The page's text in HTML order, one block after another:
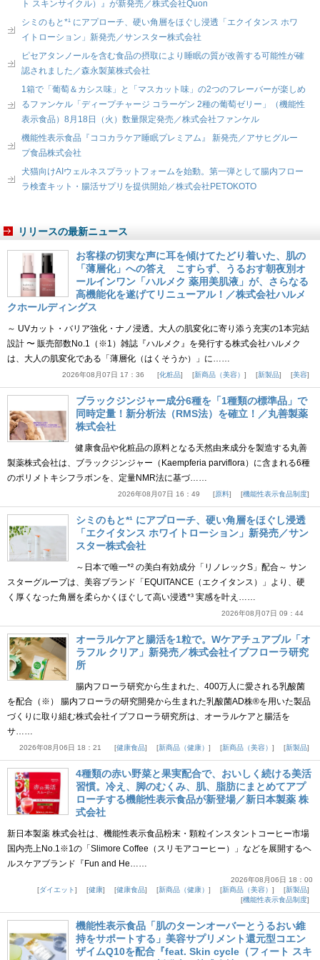
ト スキンサイクル）』が新発売／株式会社Quon
シミのもと*¹ にアプローチ、硬い角層をほぐし浸透「エクイタンス ホワ
イトローション」新発売／サンスター株式会社
ピセアタンノールを含む食品の摂取により睡眠の質が改善する可能性が確
認されました／森永製菓株式会社
1箱で「葡萄＆カシス味」と「マスカット味」の2つのフレーバーが楽しめ
るファンケル「ディープチャージ コラーゲン 2種の葡萄ゼリー」（機能性
表示食品）8月18日（火）数量限定発売／株式会社ファンケル
機能性表示食品『ココカラケア睡眠プレミアム』 新発売／アサヒグルー
プ食品株式会社
犬猫向けAIウェルネスプラットフォームを始動。第一弾として腸内フロー
ラ検査キット・腸活サプリを提供開始／株式会社PETOKOTO
リリースの最新ニュース
お客様の切実な声に耳を傾けてたどり着いた、肌の
「薄層化」への答え こすらず、うるおす朝夜別オ
ールインワン「ハルメク 薬用美肌液」が、さらなる
高機能化を遂げてリニューアル！／株式会社ハルメ
クホールディングス
～ UVカット・バリア強化・ナノ浸透。大人の肌変化に寄り添う充実の1本完結
設計 〜 販売部数No.1（※1）雑誌『ハルメク』を発行する株式会社ハルメク
は、大人の肌変化である「薄層化（はくそうか）」に……
2026年08月07日 17：36 化粧品 新商品（美容） 新製品 美容
ブラックジンジャー成分6種を「1種類の標準品」で
同時定量！新分析法（RMS法）を確立！／丸善製薬
株式会社
健康食品や化粧品の原料となる天然由来成分を製造する丸善
製薬株式会社は、ブラックジンジャー（Kaempferia parviflora）に含まれる6種
のポリメトキシフラボンを、定量NMR法に基づ……
2026年08月07日 16：49 原料 機能性表示食品制度
シミのもと*¹ にアプローチ、硬い角層をほぐし浸透
「エクイタンス ホワイトローション」新発売／サン
スター株式会社
～日本で唯一*² の美白有効成分「リノレックS」配合～ サン
スターグループは、美容ブランド「EQUITANCE（エクイタンス）」より、硬
く厚くなった角層を柔らかくほぐして高い浸透*³ 実感を叶え……
2026年08月07日 09：44
オーラルケアと腸活を1粒で。Wケアチュアブル「オ
ラフル クリア」新発売／株式会社イブフローラ研究
所
腸内フローラ研究から生まれた、400万人に愛される乳酸菌
を配合（※） 腸内フローラの研究開発から生まれた乳酸菌AD株®を用いた製品
づくりに取り組む株式会社イブフローラ研究所は、オーラルケアと腸活を
サ……
2026年08月06日 18：21 健康食品 新商品（健康） 新商品（美容） 新製品
4種類の赤い野菜と果実配合で、おいしく続ける美活
習慣。冷え、脚のむくみ、肌、脂肪にまとめてアプ
ローチする機能性表示食品が新登場／新日本製薬 株
式会社
新日本製薬 株式会社は、機能性表示食品粉末・顆粒インスタントコーヒー市場
国内売上No.1※1の「Slimore Coffee（スリモアコーヒー）」などを展開するヘ
ルスケアブランド『Fun and He……
2026年08月06日 18：00
ダイエット
健康 健康食品 新商品（健康） 新商品（美容）
新製品
機能性表示食品制度
機能性表示食品「肌のターンオーバーとうるおい維
持をサポートする」美容サプリメント還元型コエン
ザイムQ10を配合『feat. Skin cycle（フィート スキ